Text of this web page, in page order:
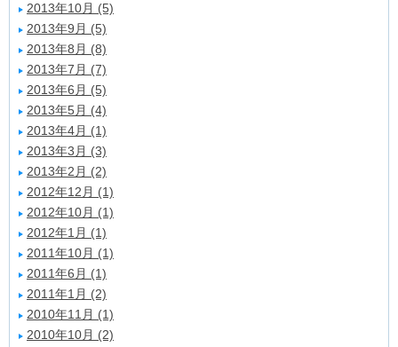
2013年10月 (5)
2013年9月 (5)
2013年8月 (8)
2013年7月 (7)
2013年6月 (5)
2013年5月 (4)
2013年4月 (1)
2013年3月 (3)
2013年2月 (2)
2012年12月 (1)
2012年10月 (1)
2012年1月 (1)
2011年10月 (1)
2011年6月 (1)
2011年1月 (2)
2010年11月 (1)
2010年10月 (2)